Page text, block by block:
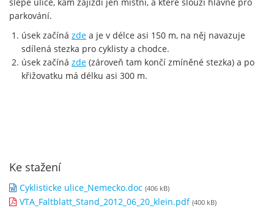
parkování.
úsek začíná zde a je v délce asi 150 m, na něj navazuje
sdílená stezka pro cyklisty a chodce.
úsek začíná zde (zároveň tam končí zmíněné stezka) a po
křižovatku má délku asi 300 m.
Ke stažení
Cyklisticke ulice_Nemecko.doc (406 kB)
VTA_Faltblatt_Stand_2012_06_20_klein.pdf (400 kB)